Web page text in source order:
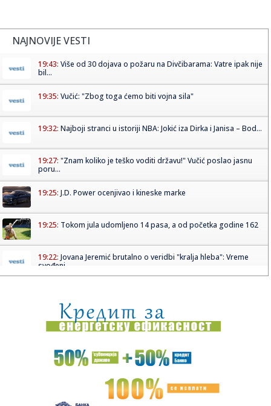
NAJNOVIJE VESTI
19:43: Više od 30 dojava o požaru na Divčibarama: Vatre ipak nije
bil...
19:35: Vučić: "Zbog toga ćemo biti vojna sila"
19:32: Najboji stranci u istoriji NBA: Jokić iza Dirka i Janisa – Bod...
19:27: "Znam koliko je teško voditi državu!" Vučić poslao jasnu
poru...
19:25: J.D. Power ocenjivao i kineske marke
19:25: Tokom jula udomljeno 14 pasa, a od početka godine 162
19:22: Jovana Jeremić brutalno o veridbi "kralja hleba": Vreme
svođenj...
19:15:Loš početak za Tadićev NEC: Primili gol u prvom minutu, a
onda...
19:08:Blagojević zaustavio favorita iz Moskve
Zvezdi pred očima Pazar, u mislima Hapoel